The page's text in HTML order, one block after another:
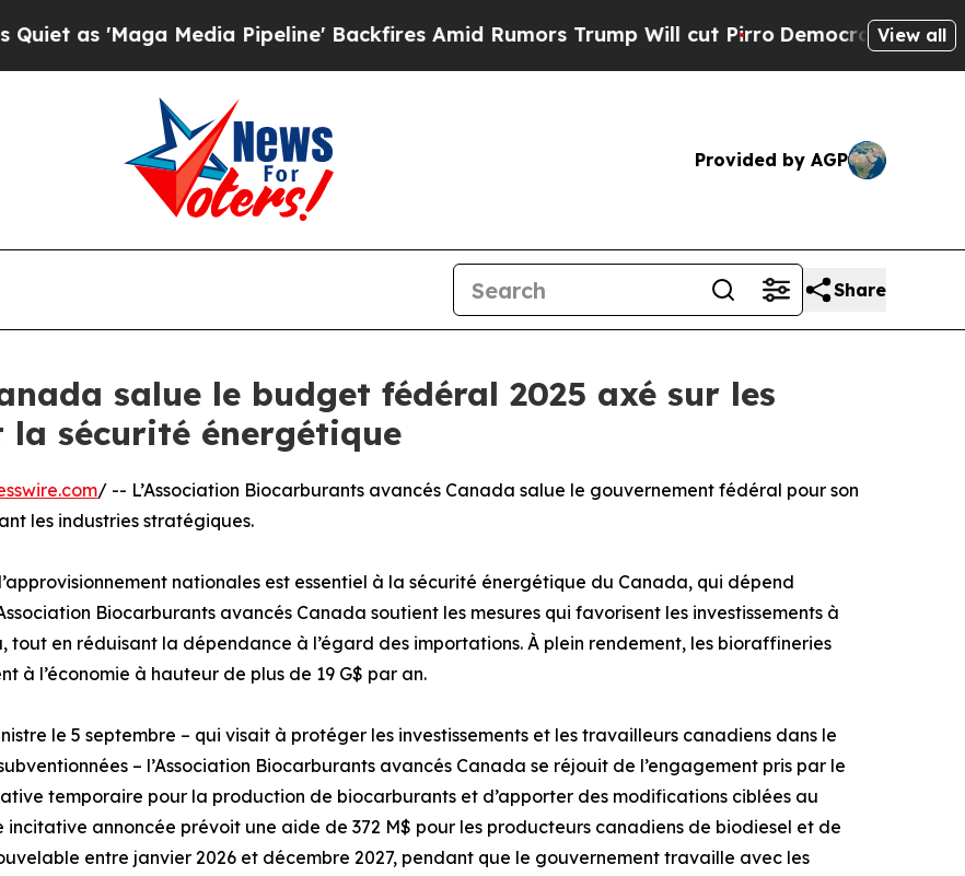
'Maga Media Pipeline' Backfires Amid Rumors Trump Will cut PirroDemocratic Socialists of
View all
Provided by AGP
Share
salue le budget fédéral 2025 axé sur les
sécurité énergétique
/ -- L’Association Biocarburants avancés Canada salue le gouvernement fédéral pour son
les industries stratégiques.
nationales est essentiel à la sécurité énergétique du Canada, qui dépend
Biocarburants avancés Canada soutient les mesures qui favorisent les investissements à
en réduisant la dépendance à l’égard des importations. À plein rendement, les bioraffineries
à l’économie à hauteur de plus de 19 G$ par an.
le 5 septembre – qui visait à protéger les investissements et les travailleurs canadiens dans le
– l’Association Biocarburants avancés Canada se réjouit de l’engagement pris par le
temporaire pour la production de biocarburants et d’apporter des modifications ciblées au
incitative annoncée prévoit une aide de 372 M$ pour les producteurs canadiens de biodiesel et de
entre janvier 2026 et décembre 2027, pendant que le gouvernement travaille avec les